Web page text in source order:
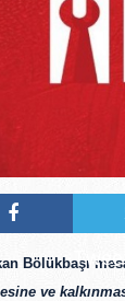
Bölükbaşı
ve